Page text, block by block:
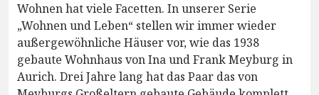
Wohnen hat viele Facetten. In unserer Serie
„Wohnen und Leben“ stellen wir immer wieder
außergewöhnliche Häuser vor, wie das 1938
gebaute Wohnhaus von Ina und Frank Meyburg in
Aurich. Drei Jahre lang hat das Paar das von